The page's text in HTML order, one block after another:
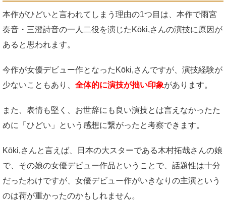
本作がひどいと言われてしまう理由の1つ目は、本作で雨宮
奏音・三澄詩音の一人二役を演じたKōki,さんの演技に原因が
あると思われます。
今作が女優デビュー作となったKōki,さんですが、演技経験が
少ないこともあり、 全体的に演技が拙い印象があります。
また、表情も堅く、お世辞にも良い演技とは言えなかったた
めに「ひどい」という感想に繋がったと考察できます。
Kōki,さんと言えば、日本の大スターである木村拓哉さんの娘
で、その娘の女優デビュー作品ということで、話題性は十分
だったわけですが、女優デビュー作がいきなりの主演という
のは荷が重かったのかもしれません。